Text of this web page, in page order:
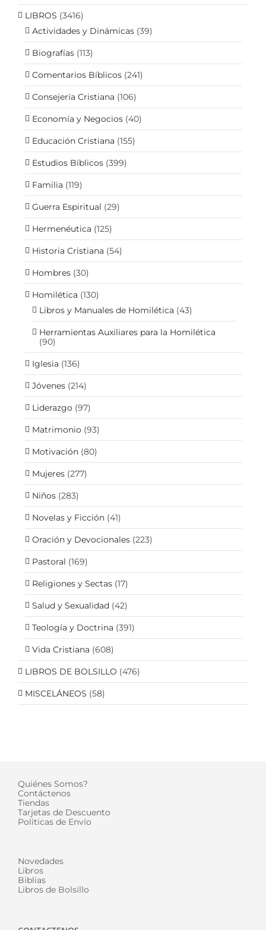
LIBROS (3416)
Actividades y Dinámicas (39)
Biografías (113)
Comentarios Bíblicos (241)
Consejería Cristiana (106)
Economía y Negocios (40)
Educación Cristiana (155)
Estudios Bíblicos (399)
Familia (119)
Guerra Espiritual (29)
Hermenéutica (125)
Historia Cristiana (54)
Hombres (30)
Homilética (130)
Libros y Manuales de Homilética (43)
Herramientas Auxiliares para la Homilética
(90)
Iglesia (136)
Jóvenes (214)
Liderazgo (97)
Matrimonio (93)
Motivación (80)
Mujeres (277)
Niños (283)
Novelas y Ficción (41)
Oración y Devocionales (223)
Pastoral (169)
Religiones y Sectas (17)
Salud y Sexualidad (42)
Teología y Doctrina (391)
Vida Cristiana (608)
LIBROS DE BOLSILLO (476)
MISCELÁNEOS (58)
Quiénes Somos?
Contáctenos
Tiendas
Tarjetas de Descuento
Politicas de Envío
Novedades
Libros
Biblias
Libros de Bolsillo